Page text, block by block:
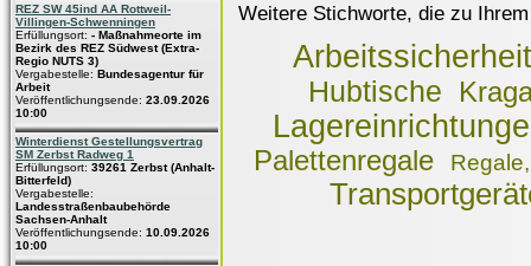
REZ SW 45ind AA Rottweil-
Villingen-Schwenningen
Erfüllungsort: - Maßnahmeorte im
Bezirk des REZ Südwest (Extra-
Regio NUTS 3)
Vergabestelle: Bundesagentur für
Arbeit
Veröffentlichungsende: 23.09.2026
10:00
Winterdienst Gestellungsvertrag
SM Zerbst Radweg 1
Erfüllungsort: 39261 Zerbst (Anhalt-
Bitterfeld)
Vergabestelle:
Landesstraßenbaubehörde
Sachsen-Anhalt
Veröffentlichungsende: 10.09.2026
10:00
Weitere Stichworte, die zu
Arbeitssicherheit
Hubtische
Palettenregale